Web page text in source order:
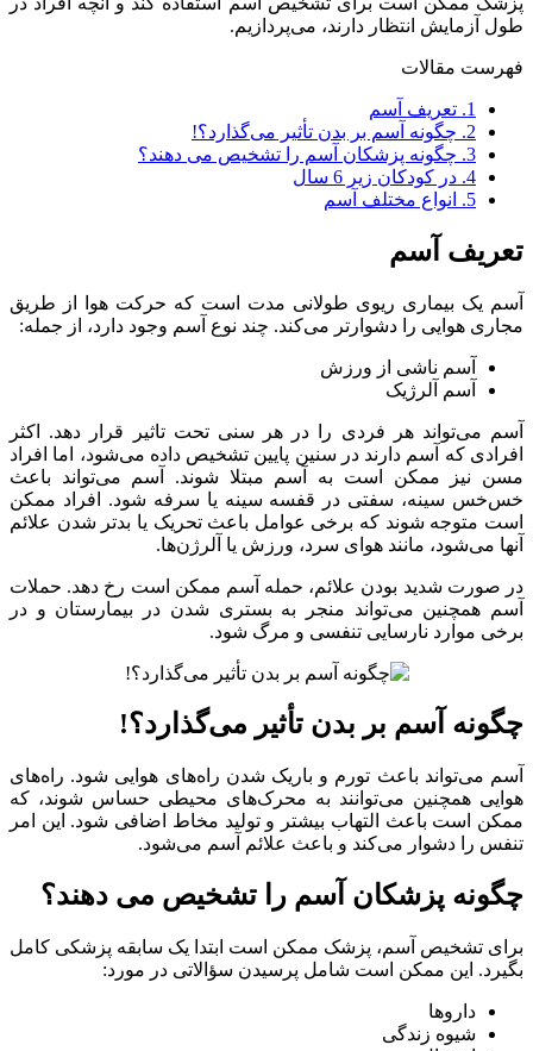
طول آزمایش انتظار دارند، می‌پردازیم.
فهرست مقالات
1. تعریف آسم
2. چگونه آسم بر بدن تأثیر می‌گذارد؟!
3. چگونه پزشکان آسم را تشخیص می دهند؟
4. در کودکان زیر 6 سال
5.
انواع مختلف آسم
تعریف آسم
آسم یک بیماری ریوی طولانی مدت است که حرکت هوا از طریق
مجاری هوایی را دشوارتر می‌کند. چند نوع آسم وجود دارد، از جمله:
آسم ناشی از ورزش
آسم آلرژیک
آسم می‌تواند هر فردی را در هر سنی تحت تاثیر قرار دهد. اکثر
افرادی که آسم دارند در سنین پایین تشخیص داده می‌شود، اما افراد
مسن نیز ممکن است به آسم مبتلا شوند. آسم می‌تواند باعث
خس‌خس سینه، سفتی در قفسه سینه یا سرفه شود. افراد ممکن
است متوجه شوند که برخی عوامل باعث تحریک یا بدتر شدن علائم
آنها می‌شود، مانند هوای سرد، ورزش یا آلرژن‌ها.
در صورت شدید بودن علائم، حمله آسم ممکن است رخ دهد. حملات
آسم همچنین می‌تواند منجر به بستری شدن در بیمارستان و در
برخی موارد نارسایی تنفسی و مرگ شود.
چگونه آسم بر بدن تأثیر می‌گذارد؟!
آسم می‌تواند باعث تورم و باریک شدن راه‌های هوایی شود. راه‌های
هوایی همچنین می‌توانند به محرک‌های محیطی حساس شوند، که
ممکن است باعث التهاب بیشتر و تولید مخاط اضافی شود. این امر
تنفس را دشوار می‌کند و باعث علائم آسم می‌شود.
چگونه پزشکان آسم را تشخیص می دهند؟
برای تشخیص آسم، پزشک ممکن است ابتدا یک سابقه پزشکی کامل
بگیرد. این ممکن است شامل پرسیدن سؤالاتی در مورد:
داروها
شیوه زندگی